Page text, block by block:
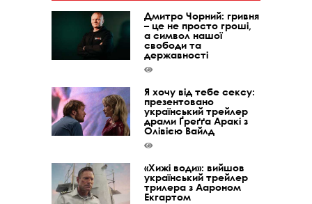
Дмитро Чорний: гривня
– це не просто гроші,
а символ нашої
свободи та
державності
Я хочу від тебе сексу:
презентовано
український трейлер
драми Ґреґґа Аракі з
Олівією Вайлд
«Хижі води»: вийшов
український трейлер
трилера з Аароном
Екгартом